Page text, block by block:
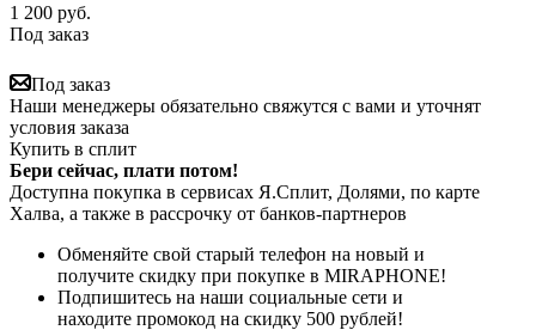
1 200 руб.
Под заказ
Под заказ
Наши менеджеры обязательно свяжутся с вами и уточнят
условия заказа
Купить в сплит
Бери сейчас, плати потом!
Доступна покупка в сервисах Я.Сплит, Долями, по карте
Халва, а также в рассрочку от банков-партнеров
Обменяйте свой старый телефон на новый и
получите скидку при покупке в MIRAPHONE!
Подпишитесь на наши социальные сети и
находите промокод на скидку 500 рублей!